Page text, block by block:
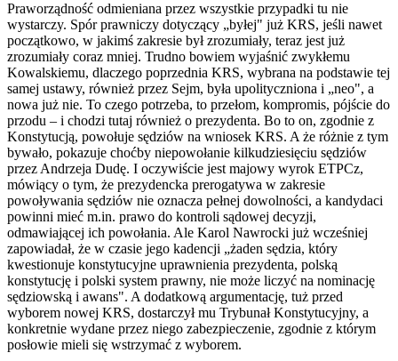
Praworządność odmieniana przez wszystkie przypadki tu nie
wystarczy. Spór prawniczy dotyczący „byłej" już KRS, jeśli nawet
początkowo, w jakimś zakresie był zrozumiały, teraz jest już
zrozumiały coraz mniej. Trudno bowiem wyjaśnić zwykłemu
Kowalskiemu, dlaczego poprzednia KRS, wybrana na podstawie tej
samej ustawy, również przez Sejm, była upolityczniona i „neo", a
nowa już nie. To czego potrzeba, to przełom, kompromis, pójście do
przodu – i chodzi tutaj również o prezydenta. Bo to on, zgodnie z
Konstytucją, powołuje sędziów na wniosek KRS. A że różnie z tym
bywało, pokazuje choćby niepowołanie kilkudziesięciu sędziów
przez Andrzeja Dudę. I oczywiście jest majowy wyrok ETPCz,
mówiący o tym, że prezydencka prerogatywa w zakresie
powoływania sędziów nie oznacza pełnej dowolności, a kandydaci
powinni mieć m.in. prawo do kontroli sądowej decyzji,
odmawiającej ich powołania. Ale Karol Nawrocki już wcześniej
zapowiadał, że w czasie jego kadencji „żaden sędzia, który
kwestionuje konstytucyjne uprawnienia prezydenta, polską
konstytucję i polski system prawny, nie może liczyć na nominację
sędziowską i awans". A dodatkową argumentację, tuż przed
wyborem nowej KRS, dostarczył mu Trybunał Konstytucyjny, a
konkretnie wydane przez niego zabezpieczenie, zgodnie z którym
posłowie mieli się wstrzymać z wyborem.